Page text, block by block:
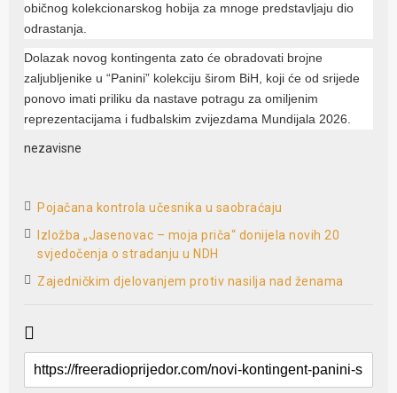
običnog kolekcionarskog hobija za mnoge predstavljaju dio
odrastanja.
Dolazak novog kontingenta zato će obradovati brojne
zaljubljenike u “Panini” kolekciju širom BiH, koji će od srijede
ponovo imati priliku da nastave potragu za omiljenim
reprezentacijama i fudbalskim zvijezdama Mundijala 2026.
nezavisne
Pojačana kontrola učesnika u saobraćaju
Izložba „Jasenovac – moja priča“ donijela novih 20
svjedočenja o stradanju u NDH
Zajedničkim djelovanjem protiv nasilja nad ženama